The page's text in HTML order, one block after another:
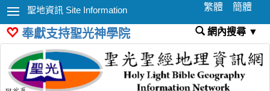
聖地資訊 Site Information 繁體 簡體
奉獻支持聖光神學院 網內搜尋 ▼